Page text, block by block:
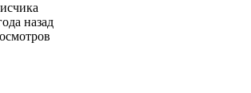
назад